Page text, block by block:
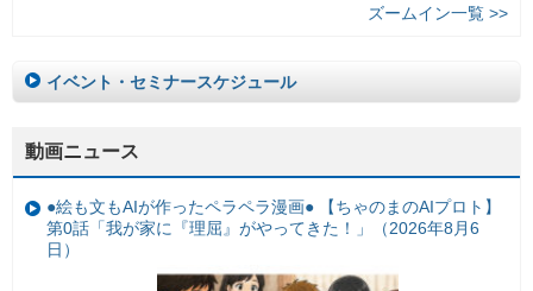
ズームイン一覧 >>
イベント・セミナースケジュール
動画ニュース
●絵も文もAIが作ったペラペラ漫画● 【ちゃのまのAIプロト】
第0話「我が家に『理屈』がやってきた！」（2026年8月6
日）